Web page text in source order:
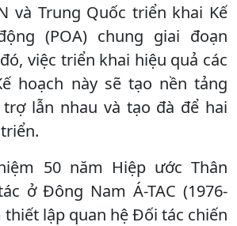
và Trung Quốc triển khai Kế
(POA) chung giai đoạn
việc triển khai hiệu quả các
hoạch này sẽ tạo nền tảng
lẫn nhau và tạo đà để hai
50 năm Hiệp ước Thân
ở Đông Nam Á-TAC (1976-
thiết lập quan hệ Đối tác chiến